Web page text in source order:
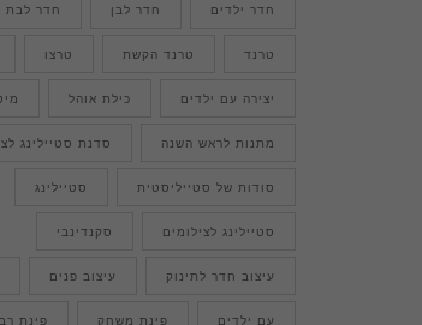
חדר ילדים חדר לבן חדר לבת
טרנד טרנד הקשת טרצו
יצירה עם ילדים כילת אוהל
מתנות לראש השנה סדנת סטיילינג
סודות של סטייליסטית סטיילינג
סטיילינג לצילומים סקנדינבי
עיצוב חדר לתינוק עיצוב פנים
עם ילדים פינת משחק פינת